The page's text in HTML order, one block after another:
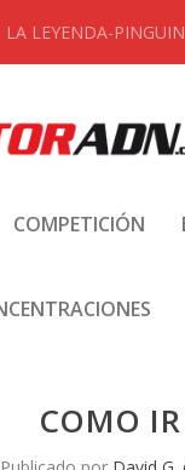
LA LEYENDA-
COMPETICIÓN
COMO